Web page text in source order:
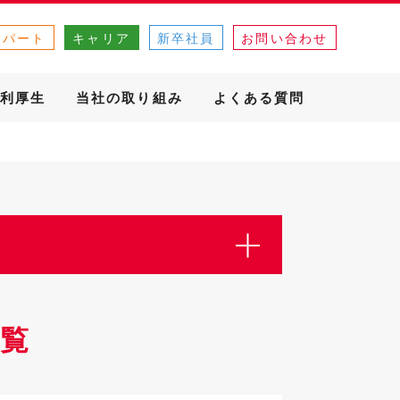
ート キャリア 新卒社員 お問い合わせ
厚生 当社の取り組み よくある質問